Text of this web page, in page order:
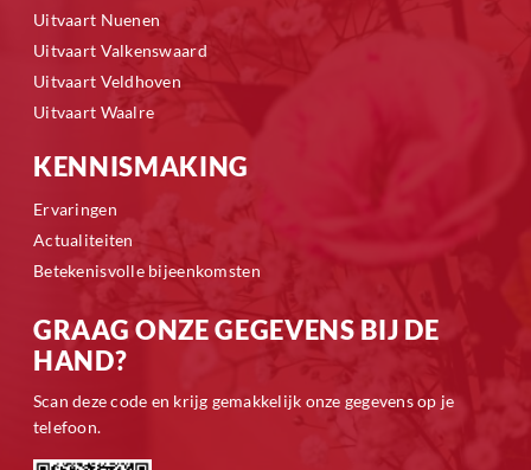
Uitvaart Nuenen
Uitvaart Valkenswaard
Uitvaart Veldhoven
Uitvaart Waalre
KENNISMAKING
Ervaringen
Actualiteiten
Betekenisvolle bijeenkomsten
GRAAG ONZE GEGEVENS BIJ DE
HAND?
Scan deze code en krijg gemakkelijk onze gegevens op je
telefoon.